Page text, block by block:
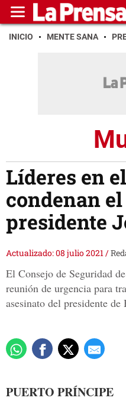
INICIO MENTE SANA
Líderes en
condenan
presidente
Actualizado: 08 julio 2021/
El Consejo de Seguridad
reunión de urgencia para
asesinato del presidente de
PUERTO PRÍNCIPE